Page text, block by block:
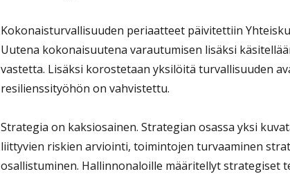
Kokonaisturvallisuuden periaatteet päivitettiin
Uutena kokonaisuutena varautumisen lisäksi
vastetta. Lisäksi korostetaan yksilöitä turvallisuuden
resilienssityöhön on vahvistettu.
Strategia on kaksiosainen. Strategian osassa yksi
liittyvien riskien arviointi, toimintojen turvaaminen
osallistuminen. Hallinnonaloille määritellyt strategiset